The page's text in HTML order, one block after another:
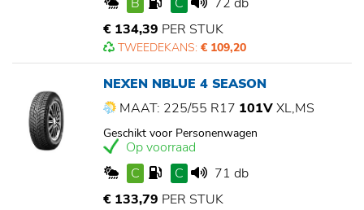
€ 134,39 PER STUK
TWEEDEKANS: € 109,20
NEXEN NBLUE 4 SEASON
MAAT: 225/55 R17 101VXL,MS
Geschikt voor Personenwagen
Op voorraad
C
C
71 db
€ 133,79 PER STUK